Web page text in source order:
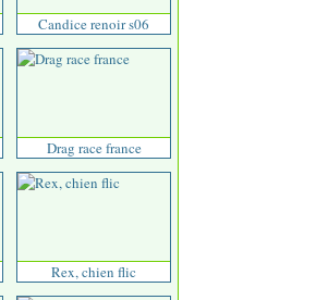
Candice renoir s06
Drag race france
Rex, chien flic